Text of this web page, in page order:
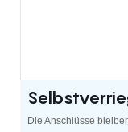
Die Anschlüsse